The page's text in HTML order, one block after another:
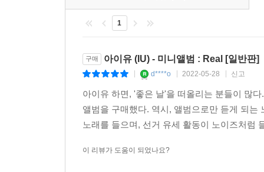
1
구매 아이유 (IU) - 미니앨범 : Real [일반판]
d****o 2022-05-28 신고
아이유 하면, '좋은 날'을 떠올리는 분들이 많
앨범을 구매했다. 역시, 앨범으로만 듣게 되
노래를 들으며, 선거 유세 활동이 노이즈처럼
이 리뷰가 도움이 되었나요?